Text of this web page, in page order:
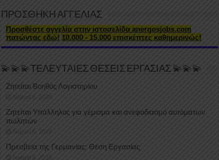
ΠΡΟΣΘΗΚΗ ΑΓΓΕΛΙΑΣ
Προσθέστε αγγελία στην ιστοσελίδα anergosjobs.com
πατώντας εδώ! 10.000 - 15.000 επισκέπτες καθημερινώς!
💫💫💫ΤΕΛΕΥΤΑΙΕΣ ΘΕΣΕΙΣ ΕΡΓΑΣΙΑΣ 💫💫💫
Ζητείται Βοηθός Λογιστηρίου
August 6, 2026
Ζητείται Υπάλληλος για γέμισμα και ανεφοδιασμό αυτόματων
πωλητών
August 6, 2026
Πρεσβεία της Γερμανίας: Θέση Εργασίας
August 6, 2026